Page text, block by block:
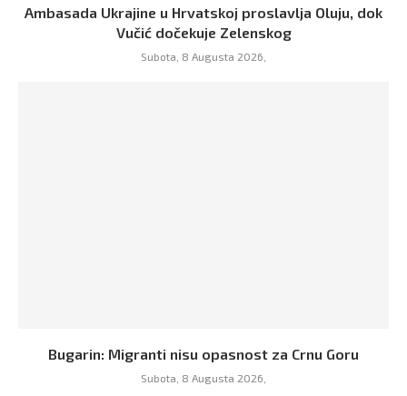
Ambasada Ukrajine u Hrvatskoj proslavlja Oluju, dok
Vučić dočekuje Zelenskog
Subota, 8 Augusta 2026,
Bugarin: Migranti nisu opasnost za Crnu Goru
Subota, 8 Augusta 2026,